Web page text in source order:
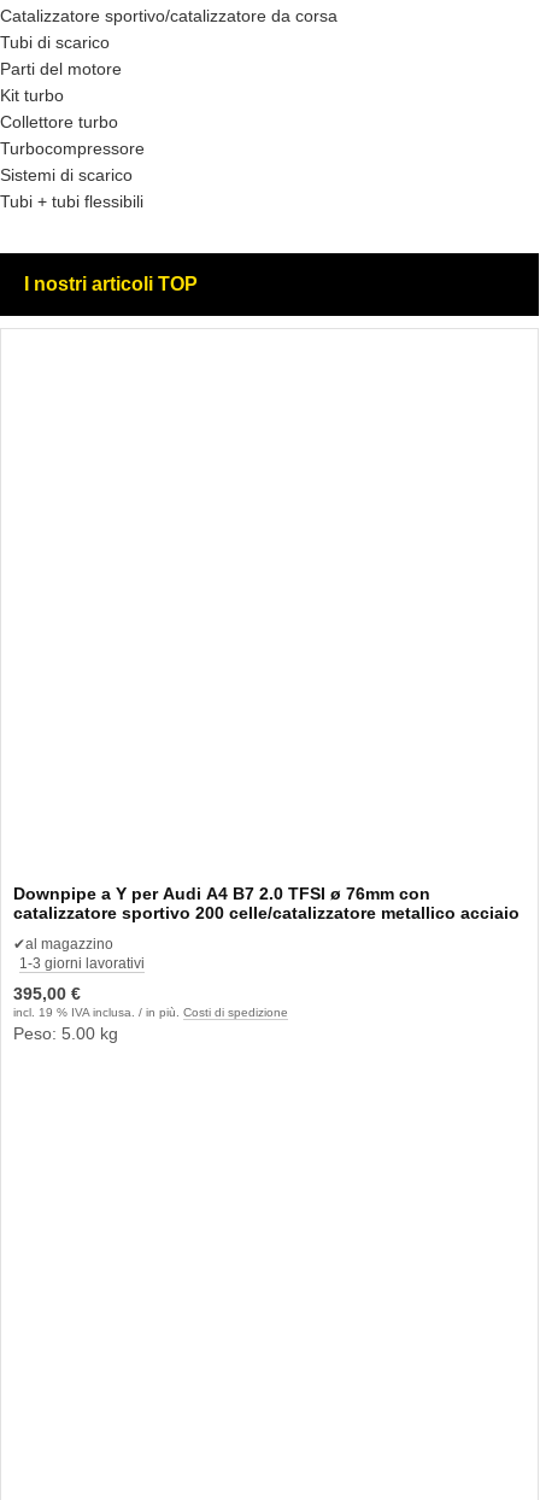
Catalizzatore sportivo/catalizzatore da corsa
Tubi di scarico
Parti del motore
Kit turbo
Collettore turbo
Turbocompressore
Sistemi di scarico
Tubi + tubi flessibili
I nostri articoli TOP
Downpipe a Y per Audi A4 B7 2.0 TFSI ø 76mm con
catalizzatore sportivo 200 celle/catalizzatore metallico acciaio
✔al magazzino
1-3 giorni lavorativi
395,00 €
incl. 19 % IVA inclusa. / in più. Costi di spedizione
Peso: 5.00 kg